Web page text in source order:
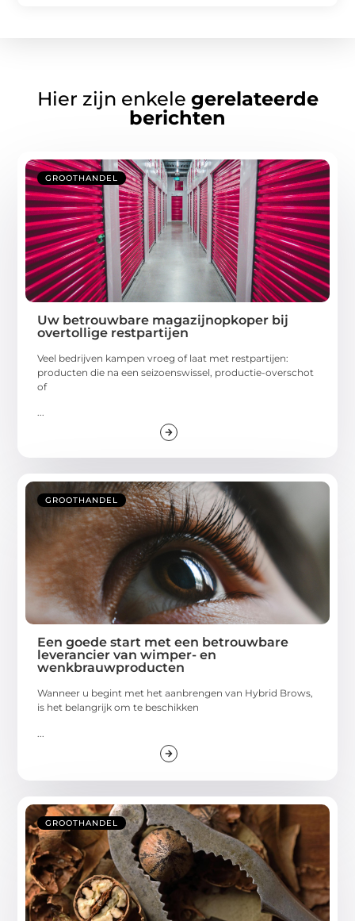
Hier zijn enkele gerelateerde
berichten
GROOTHANDEL
Uw betrouwbare magazijnopkoper bij
overtollige restpartijen
Veel bedrijven kampen vroeg of laat met restpartijen:
producten die na een seizoenswissel, productie-overschot
of
...
GROOTHANDEL
Een goede start met een betrouwbare
leverancier van wimper- en
wenkbrauwproducten
Wanneer u begint met het aanbrengen van Hybrid Brows,
is het belangrijk om te beschikken
GROOTHANDEL